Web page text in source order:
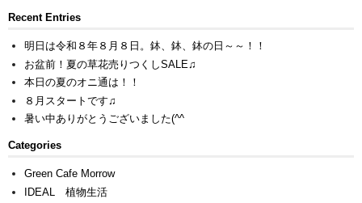
Recent Entries
明日は令和８年８月８日。鉢、鉢、鉢の日～～！！
お盆前！夏の草花売りつくしSALE♫
本日の夏のオニ通は！！
８月スタートです♫
暑い中ありがとうございました(^^ゞ
Categories
Green Cafe Morrow
IDEAL 植物生活